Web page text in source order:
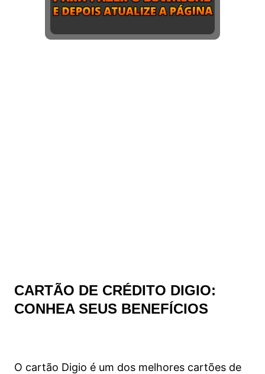
CARTÃO DE CRÉDITO DIGIO:
CONHEA SEUS BENEFÍCIOS
O cartão Digio é um dos melhores cartões de